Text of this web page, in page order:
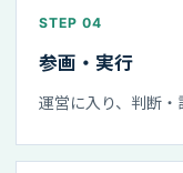
STEP 04
参画・実行
運営に入り、判断・